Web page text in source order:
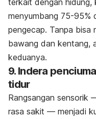
menyumbang 75-95%
pengecap. Tanpa bisa
bawang dan kentang,
keduanya.
9. Indera
tidur
Rangsangan sensorik
rasa sakit — menjadi